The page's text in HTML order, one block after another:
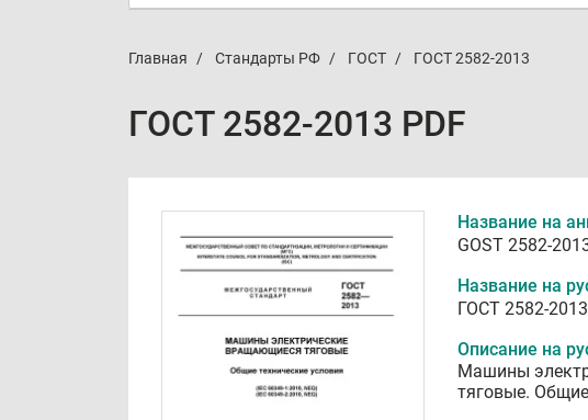
Главная Стандарты РФ ГОСТ ГОСТ 2582-2013
ГОСТ 2582-2013 PDF
Название на
GOST 2582-
Название на
ГОСТ 2582-2013
Описание на
Машины
тяговые.